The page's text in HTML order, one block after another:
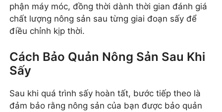
phận máy móc, đồng thời dành thời gian đánh giá
chất lượng nông sản sau từng giai đoạn sấy để
điều chỉnh kịp thời.
Cách Bảo Quản Nông Sản Sau Khi
Sấy
Sau khi quá trình sấy hoàn tất, bước tiếp theo là
đảm bảo rằng nông sản của bạn được bảo quản